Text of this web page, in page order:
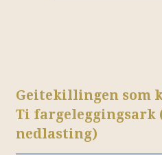
Geitekillingen som
Ti fargeleggingsark
nedlasting)